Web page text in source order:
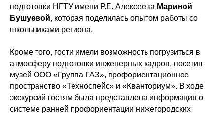
подготовки НГТУ имени Р.Е. Алексеева Мариной
Бушуевой, которая поделилась опытом работы со
школьниками региона.
Кроме того, гости имели возможность погрузиться в
атмосферу подготовки инженерных кадров, посетив
музей ООО «Группа ГАЗ», профориентационное
пространство «Техноспейс» и «Кванториум». В ходе
экскурсий гостям была представлена информация о
системе ранней профориентации нижегородских